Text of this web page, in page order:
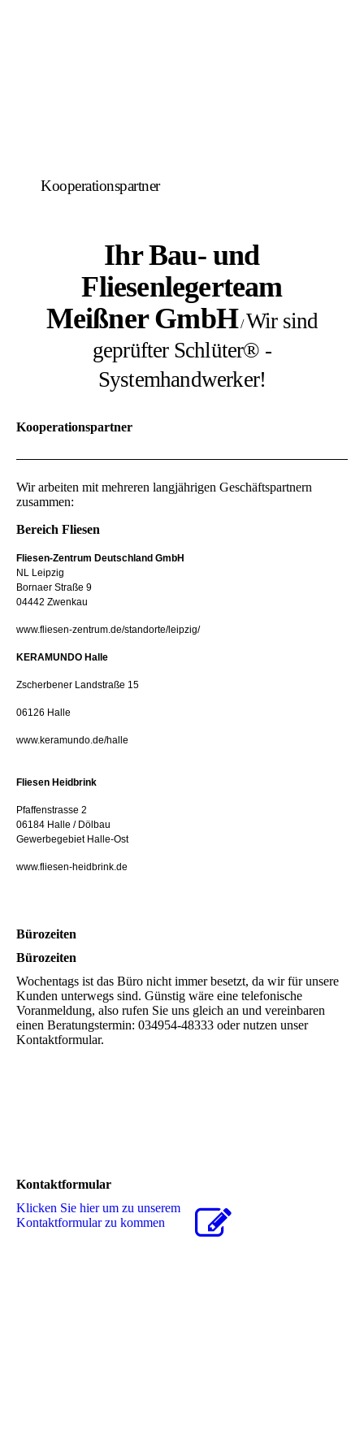
Kooperationspartner
Ihr Bau- und
Fliesenlegerteam
Meißner GmbH/Wir sind
geprüfter Schlüter® -
Systemhandwerker!
Kooperationspartner
Wir arbeiten mit mehreren langjährigen Geschäftspartnern
zusammen:
Bereich Fliesen
Fliesen-Zentrum Deutschland GmbH
NL Leipzig
Bornaer Straße 9
04442 Zwenkau
www.fliesen-zentrum.de/standorte/leipzig/
KERAMUNDO Halle
Zscherbener Landstraße 15
06126 Halle
www.keramundo.de/halle
Fliesen Heidbrink
Pfaffenstrasse 2
06184 Halle / Dölbau
Gewerbegebiet Halle-Ost
www.fliesen-heidbrink.de
Bürozeiten
Bürozeiten
Wochentags ist das Büro nicht immer besetzt, da wir für unsere
Kunden unterwegs sind. Günstig wäre eine telefonische
Voranmeldung, also rufen Sie uns gleich an und vereinbaren
einen Beratungstermin: 034954-48333 oder nutzen unser
Kontaktformular.
Kontaktformular
Klicken Sie hier um zu unserem
Kon­takt­for­mu­lar zu kommen